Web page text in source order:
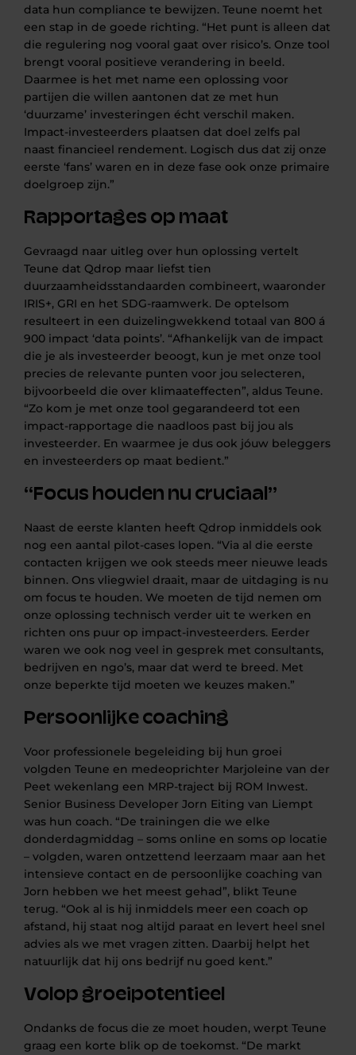
data hun compliance te bewijzen. Teune noemt het
een stap in de goede richting. “Het punt is alleen dat
die regulering nog vooral gaat over risico’s. Onze tool
brengt vooral positieve verandering in beeld.
Daarmee is het met name een oplossing voor
partijen die willen aantonen dat ze met hun
‘duurzame’ investeringen écht verschil maken.
Impact-investeerders plaatsen dat doel zelfs pal
naast financieel rendement. Logisch dus dat zij onze
eerste ‘fans’ waren en in deze fase ook onze primaire
doelgroep zijn.”
Rapportages op maat
Gevraagd naar uitleg over hun oplossing vertelt
Teune dat Qdrop maar liefst tien
duurzaamheidsstandaarden combineert, waaronder
IRIS+, GRI en het SDG-raamwerk. De optelsom
resulteert in een duizelingwekkend totaal van 800 á
900 impact ‘data points’. “Afhankelijk van de impact
die je als investeerder beoogt, kun je met onze tool
precies de relevante punten voor jou selecteren,
bijvoorbeeld die over klimaateffecten”, aldus Teune.
“Zo kom je met onze tool gegarandeerd tot een
impact-rapportage die naadloos past bij jou als
investeerder. En waarmee je dus ook jóuw beleggers
en investeerders op maat bedient.”
“Focus houden nu cruciaal”
Naast de eerste klanten heeft Qdrop inmiddels ook
nog een aantal pilot-cases lopen. “Via al die eerste
contacten krijgen we ook steeds meer nieuwe leads
binnen. Ons vliegwiel draait, maar de uitdaging is nu
om focus te houden. We moeten de tijd nemen om
onze oplossing technisch verder uit te werken en
richten ons puur op impact-investeerders. Eerder
waren we ook nog veel in gesprek met consultants,
bedrijven en ngo’s, maar dat werd te breed. Met
onze beperkte tijd moeten we keuzes maken.”
Persoonlijke coaching
Voor professionele begeleiding bij hun groei
volgden Teune en medeoprichter Marjoleine van der
Peet wekenlang een MRP-traject bij ROM Inwest.
Senior Business Developer Jorn Eiting van Liempt
was hun coach. “De trainingen die we elke
donderdagmiddag – soms online en soms op locatie
– volgden, waren ontzettend leerzaam maar aan het
intensieve contact en de persoonlijke coaching van
Jorn hebben we het meest gehad”, blikt Teune
terug. “Ook al is hij inmiddels meer een coach op
afstand, hij staat nog altijd paraat en levert heel snel
advies als we met vragen zitten. Daarbij helpt het
natuurlijk dat hij ons bedrijf nu goed kent.”
Volop groeipotentieel
Ondanks de focus die ze moet houden, werpt Teune
graag een korte blik op de toekomst. “De markt